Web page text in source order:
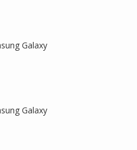
Galaxy
Galaxy